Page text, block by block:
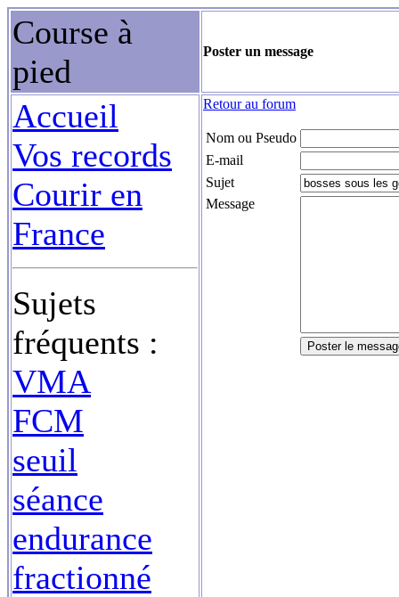
Course à
pied
Poster un message
Accueil
Vos records
Courir en
France
Sujets
fréquents :
VMA
FCM
seuil
séance
endurance
fractionné
Retour au forum
Nom ou Pseudo
E-mail
Sujet
Message